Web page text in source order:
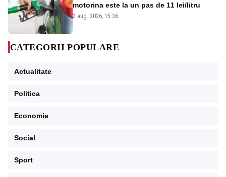
motorina este la un pas de 11 lei/litru
2 aug. 2026, 15:36
CATEGORII POPULARE
Actualitate
Politica
Economie
Social
Sport